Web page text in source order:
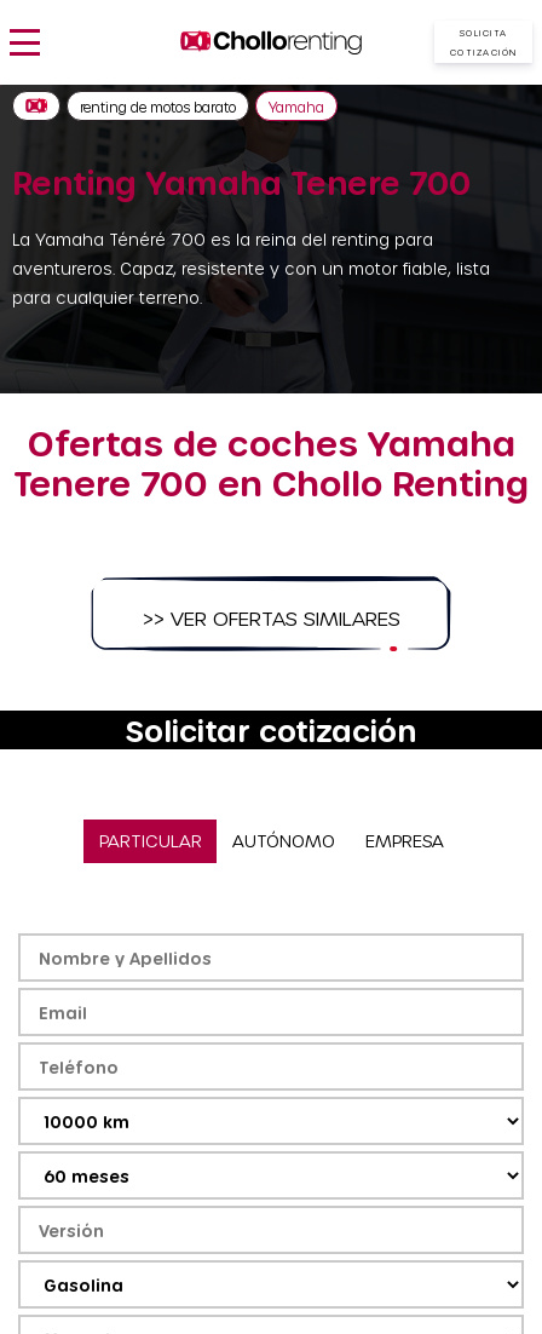
SOLICITA
COTIZACIÓN
Renting Yamaha Tenere 700
La Yamaha Ténéré 700 es la reina del renting para
aventureros. Capaz, resistente y con un motor fiable, lista
para cualquier terreno.
renting de motos barato Yamaha
Ofertas de coches Yamaha
Tenere 700 en Chollo Renting
>> VER OFERTAS SIMILARES
Solicitar cotización
PARTICULAR AUTÓNOMO EMPRESA